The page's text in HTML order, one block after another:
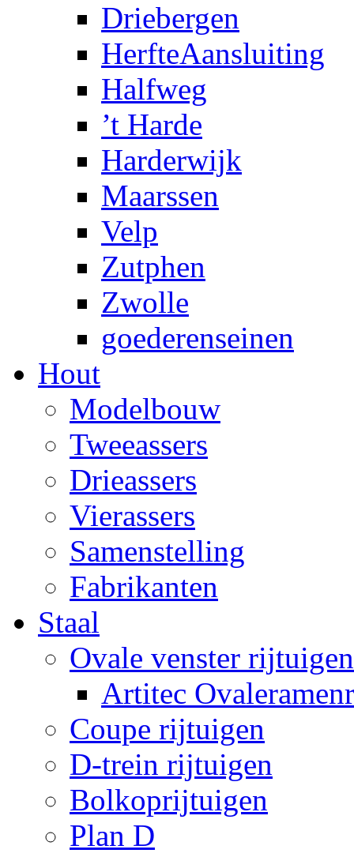
Driebergen
HerfteAansluiting
Halfweg
’t Harde
Harderwijk
Maarssen
Velp
Zutphen
Zwolle
goederenseinen
Hout
Modelbouw
Tweeassers
Drieassers
Vierassers
Samenstelling
Fabrikanten
Staal
Ovale venster rijtuigen
Artitec
Coupe rijtuigen
D-trein rijtuigen
Bolkoprijtuigen
Plan D